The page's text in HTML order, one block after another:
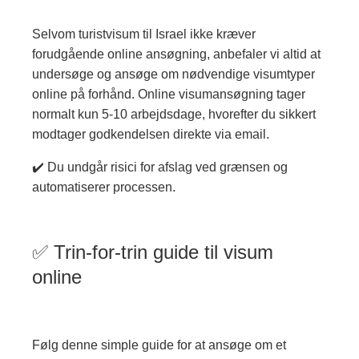
Selvom turistvisum til Israel ikke kræver
forudgående online ansøgning, anbefaler vi altid at
undersøge og ansøge om nødvendige visumtyper
online på forhånd. Online visumansøgning tager
normalt kun 5-10 arbejdsdage, hvorefter du sikkert
modtager godkendelsen direkte via email.
✔️ Du undgår risici for afslag ved grænsen og
automatiserer processen.
✅ Trin-for-trin guide til visum
online
Følg denne simple guide for at ansøge om et